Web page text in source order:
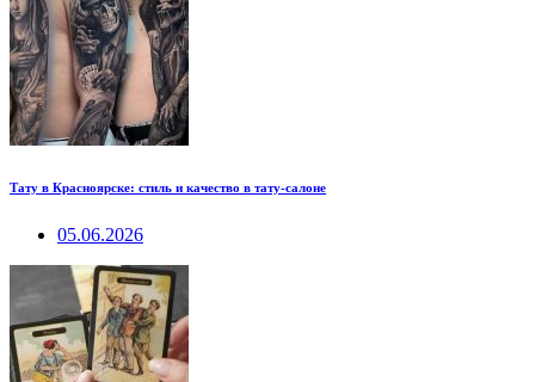
Тату в Красноярске: стиль и качество в тату-салоне
05.06.2026